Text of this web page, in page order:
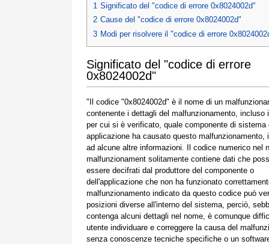
1 Significato del "codice di errore 0x8024002d"
2 Cause del "codice di errore 0x8024002d"
3 Modi per risolvere il "codice di errore
Significato del "codice di errore
0x8024002d"
"Il codice "0x8024002d" è il nome di un
contenente i dettagli del malfunzionamento, incluso
per cui si è verificato, quale componente di sistema
applicazione ha causato questo malfunzionamento,
ad alcune altre informazioni. Il codice numerico nel
malfunzionament solitamente contiene dati che
essere decifrati dal produttore del componente o
dell'applicazione che non ha funzionato
malfunzionamento indicato da questo codice può
posizioni diverse all'interno del sistema, perciò,
contenga alcuni dettagli nel nome, è comunque
utente individuare e correggere la causa del
senza conoscenze tecniche specifiche o un